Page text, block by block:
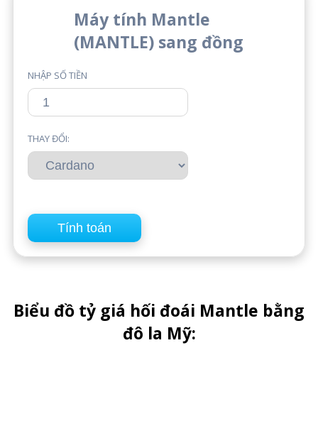
Máy tính Mantle
(MANTLE) sang đồng
NHẬP SỐ TIỀN
THAY ĐỔI:
Biểu đồ tỷ giá hối đoái Mantle bằng
đô la Mỹ: